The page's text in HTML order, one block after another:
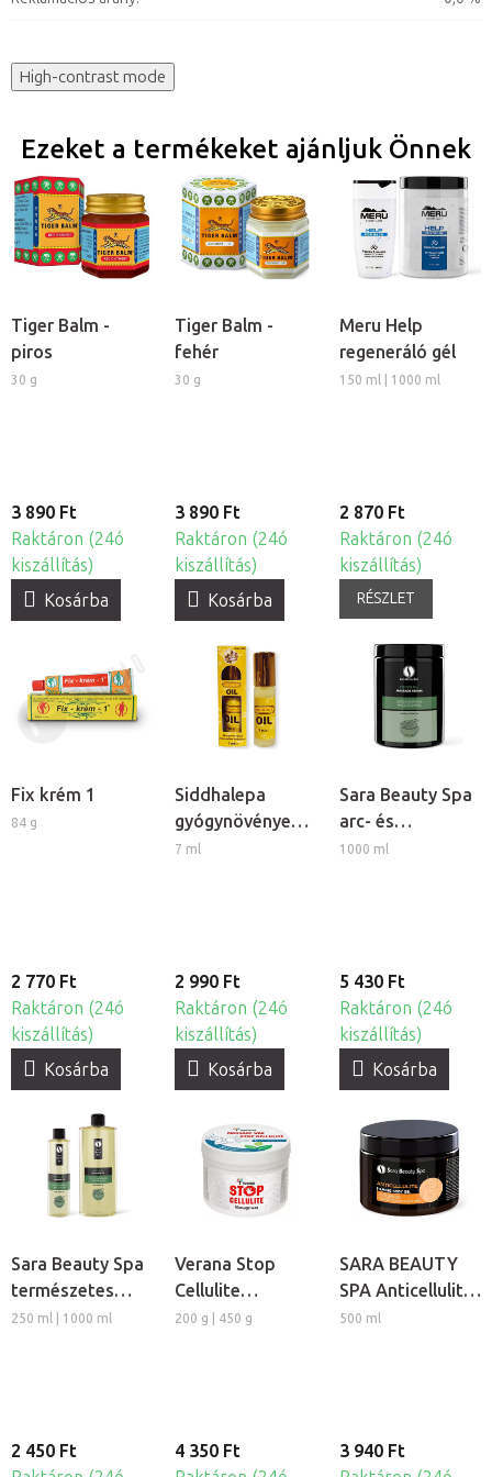
High-contrast mode
Ezeket a termékeket ajánljuk Önnek
Tiger Balm -
piros
30 g
3 890 Ft
Raktáron (24ó
kiszállítás)
Kosárba
Tiger Balm -
fehér
30 g
3 890 Ft
Raktáron (24ó
kiszállítás)
Kosárba
Meru Help
regeneráló gél
150 ml | 1000 ml
2 870 Ft
Raktáron (24ó
kiszállítás)
RÉSZLET
Fix krém 1
84 g
2 770 Ft
Raktáron (24ó
kiszállítás)
Kosárba
Siddhalepa
gyógynövényes
ajurvédikus olaj
7 ml
2 990 Ft
Raktáron (24ó
kiszállítás)
Kosárba
Sara Beauty Spa
arc- és
testmasszázs
1000 ml
5 430 Ft
Raktáron (24ó
kiszállítás)
Kosárba
Sara Beauty Spa
természetes
növényi
250 ml | 1000 ml
2 450 Ft
Verana Stop
Cellulite
masszázsviasz
200 g | 450 g
4 350 Ft
SARA BEAUTY
SPA Anticellulite
gél
500 ml
3 940 Ft